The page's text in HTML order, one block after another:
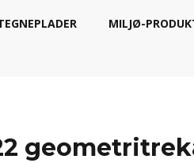
MILJØ-